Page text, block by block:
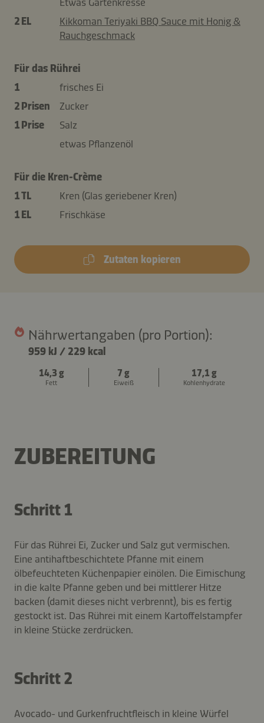
2 EL
Kikkoman Teriyaki BBQ Sauce mit Honig &
Rauchgeschmack
Für das Rührei
1
frisches Ei
2 Prisen
Zucker
1 Prise
Salz
etwas Pflanzenöl
Für die Kren-Crème
1 TL
Kren (Glas geriebener Kren)
1 EL
Frischkäse
Zutaten kopieren
Nährwertangaben (pro Portion):
959 kJ / 229 kcal
14,3 g
Fett
7 g
Eiweiß
17,1 g
Kohlenhydrate
ZUBEREITUNG
Schritt 1
Für das Rührei Ei, Zucker und Salz gut vermischen.
Eine antihaftbeschichtete Pfanne mit einem
ölbefeuchteten Küchenpapier einölen. Die Eimischung
in die kalte Pfanne geben und bei mittlerer Hitze
backen (damit dieses nicht verbrennt), bis es fertig
gestockt ist. Das Rührei mit einem Kartoffelstampfer
in kleine Stücke zerdrücken.
Schritt 2
Avocado- und Gurkenfruchtfleisch in kleine Würfel